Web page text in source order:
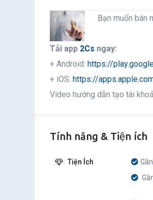
Bạn muốn bán
Tải app 2Cs ngay:
+ Android: https://
+ iOS: https://
Video hướng dẫn tạo tài
Tính năng & Tiện ích
Tiện Ích